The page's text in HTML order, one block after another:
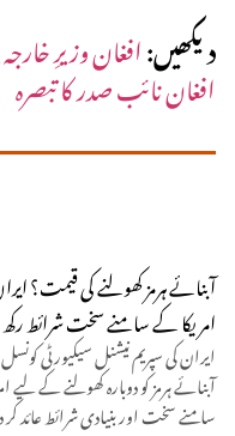
دیکھیں:افغان وزیرِ
افغان نائب صدر کا تبصرہ
آبنائے ہرمز کھولنے کی قیمت؟
امریکا کے سامنے سخت شرائط
ایران کی سپریم نیشنل سیکیورٹی
آبنائے ہرمز کو دوبارہ کھولنے کے لیے
سامنے سخت اور بنیادی شرائط عائد